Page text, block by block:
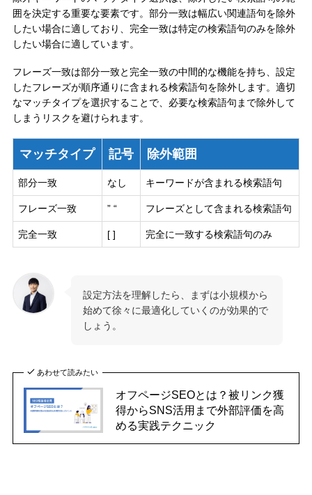
囲を決定する重要な要素です。部分一致は幅広い関連語句を除外
したい場合に適しており、完全一致は特定の検索語句のみを除外
したい場合に適しています。
フレーズ一致は部分一致と完全一致の中間的な機能を持ち、設定
したフレーズが順序通りに含まれる検索語句を除外します。適切
なマッチタイプを選択することで、必要な検索語句まで除外して
しまうリスクを避けられます。
マッチタイプ 記号 除外範囲
部分一致 なし キーワードが含まれる検索語句
フレーズ一致 ” “ フレーズとして含まれる検索語句
完全一致 [ ] 完全に一致する検索語句のみ
設定方法を理解したら、まずは小規模から
始めて徐々に最適化していくのが効果的で
しょう。
あわせて読みたい
オフページSEOとは？被リンク獲
得からSNS活用まで外部評価を高
める実践テクニック